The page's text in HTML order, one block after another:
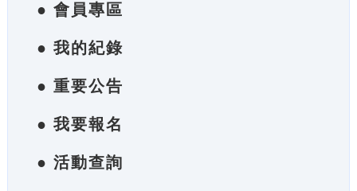
● 會員專區
● 我的紀錄
● 重要公告
● 我要報名
● 活動查詢